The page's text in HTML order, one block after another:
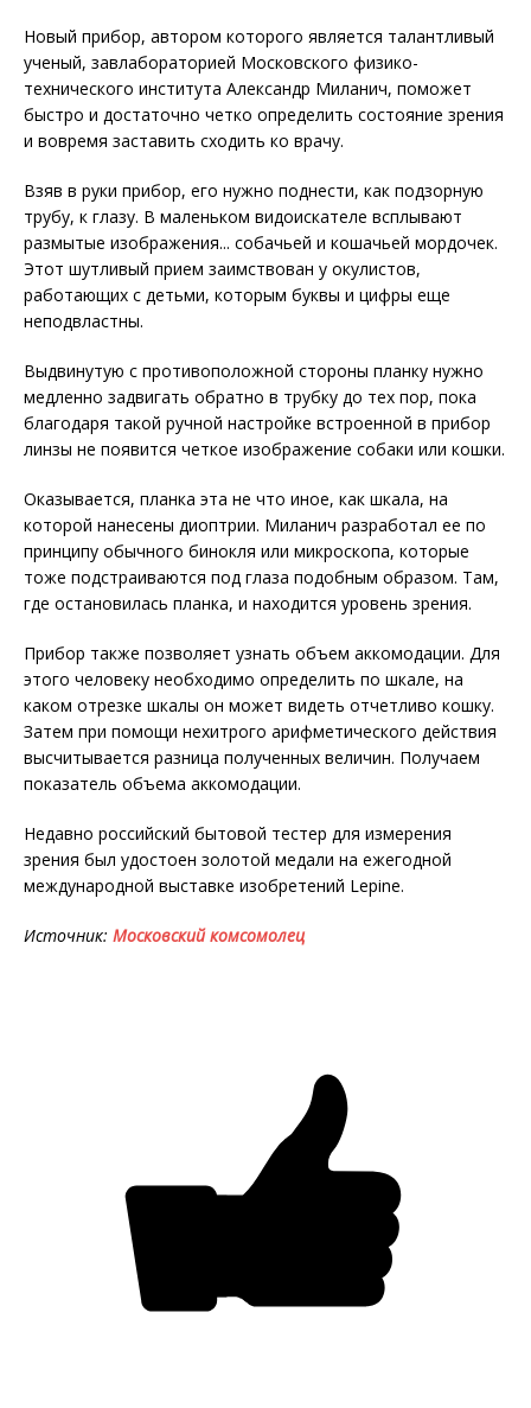
Новый прибор, автором которого является талантливый
ученый, завлабораторией Московского физико-
технического института Александр Миланич, поможет
быстро и достаточно четко определить состояние зрения
и вовремя заставить сходить ко врачу.
Взяв в руки прибор, его нужно поднести, как подзорную
трубу, к глазу. В маленьком видоискателе всплывают
размытые изображения... собачьей и кошачьей мордочек.
Этот шутливый прием заимствован у окулистов,
работающих с детьми, которым буквы и цифры еще
неподвластны.
Выдвинутую с противоположной стороны планку нужно
медленно задвигать обратно в трубку до тех пор, пока
благодаря такой ручной настройке встроенной в прибор
линзы не появится четкое изображение собаки или кошки.
Оказывается, планка эта не что иное, как шкала, на
которой нанесены диоптрии. Миланич разработал ее по
принципу обычного бинокля или микроскопа, которые
тоже подстраиваются под глаза подобным образом. Там,
где остановилась планка, и находится уровень зрения.
Прибор также позволяет узнать объем аккомодации. Для
этого человеку необходимо определить по шкале, на
каком отрезке шкалы он может видеть отчетливо кошку.
Затем при помощи нехитрого арифметического действия
высчитывается разница полученных величин. Получаем
показатель объема аккомодации.
Недавно российский бытовой тестер для измерения
зрения был удостоен золотой медали на ежегодной
международной выставке изобретений Lepine.
Источник: Московский комсомолец